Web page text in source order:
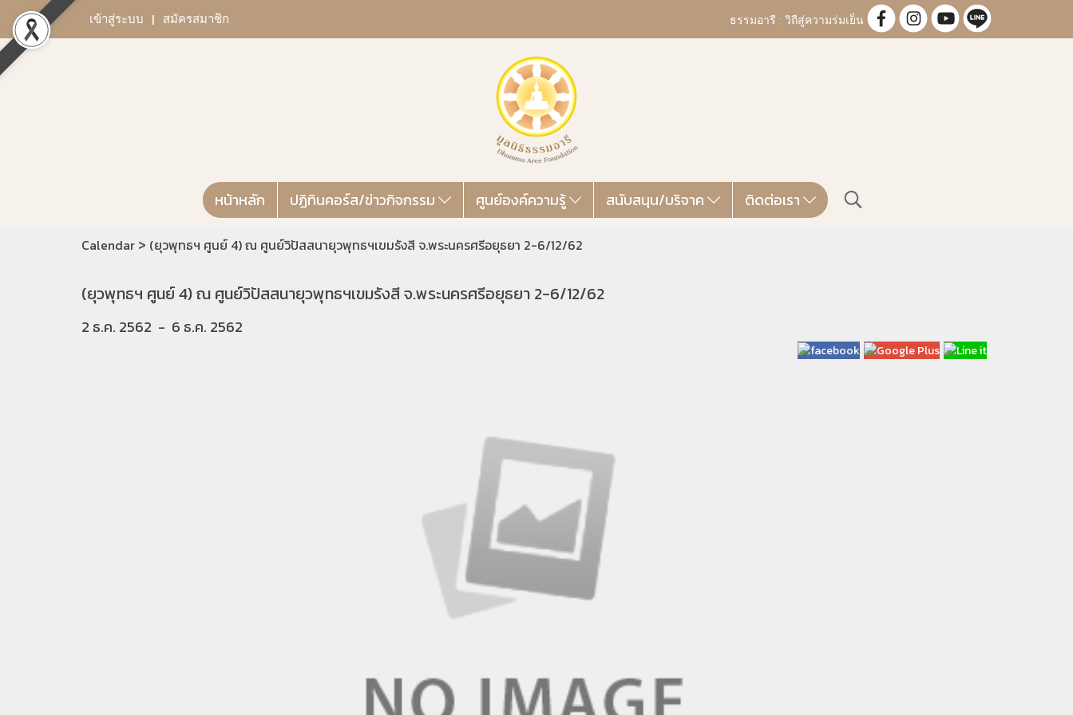
เข้าสู่ระบบ สมัครสมาชิก ธรรมอารี : วิถีสู่ความร่มเย็น
หน้าหลัก ปฏิทินคอร์ส/ข่าวกิจกรรม ศูนย์องค์ความรู้ สนับสนุน/บริจาค ติดต่อเรา
Calendar > (ยุวพุทธฯ ศูนย์ 4) ณ ศูนย์วิปัสสนายุวพุทธฯเขมรังสี จ.พระนครศรีอยุธยา 2-6/12/62
(ยุวพุทธฯ ศูนย์ 4) ณ ศูนย์วิปัสสนายุวพุทธฯเขมรังสี จ.พระนครศรีอยุธยา 2-6/12/62
2 ธ.ค. 2562 - 6 ธ.ค. 2562